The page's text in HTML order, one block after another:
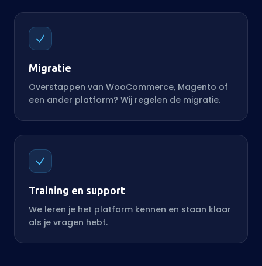
Migratie
Overstappen van WooCommerce, Magento of
een ander platform? Wij regelen de migratie.
Training en support
We leren je het platform kennen en staan klaar
als je vragen hebt.